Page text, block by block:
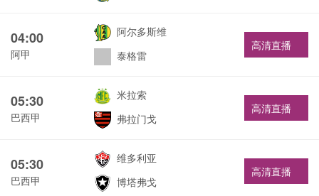
04:00
阿甲
阿尔多斯维
泰格雷
高清直播
05:30
巴西甲
米拉索
弗拉门戈
高清直播
05:30
巴西甲
维多利亚
博塔弗戈
高清直播